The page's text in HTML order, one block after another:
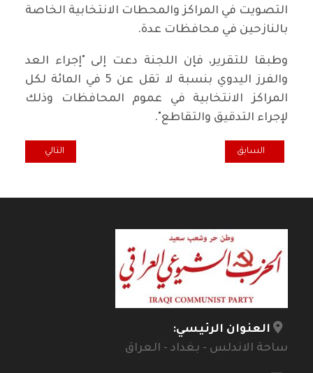
التصويت في المراكز والمحطات الانتخابية الخاصة
بالنازحين في محافظات عدة.
وطبقا للتقرير، فإن اللجنة دعت إلى "إجراء العد
والفرز اليدوي بنسبة لا تقل عن 5 في المائة لكل
المراكز الانتخابية في عموم المحافظات وذلك
لإجراء التدقيق والتقاطع".
المقال السابق: بيان تحالف "سائرون" حول التعديل الثالث لقانون
السابق المقال التالي:
التالي
العنوان الرئيسي:
ساحة الاندلس - بغداد - العراق